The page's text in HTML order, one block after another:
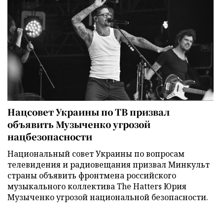
Нацсовет Украины по ТВ призвал
объявить Музыченко угрозой
нацбезопасности
Национальный совет Украины по вопросам
телевидения и радиовещания призвал Минкульт
страны объявить фронтмена российского
музыкального коллектива The Hatters Юрия
Музыченко угрозой национальной безопасности.